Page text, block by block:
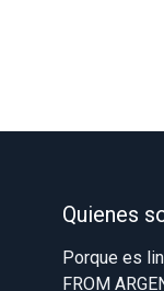
Quienes
Porque es
FROM